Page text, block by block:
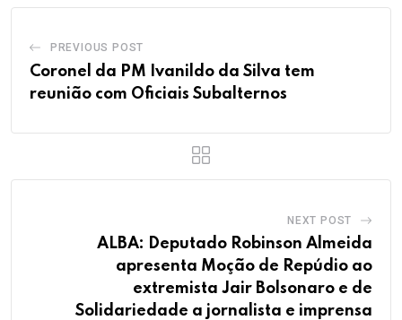
PREVIOUS POST
Coronel da PM Ivanildo da Silva tem
reunião com Oficiais Subalternos
NEXT POST
ALBA: Deputado Robinson Almeida
apresenta Moção de Repúdio ao
extremista Jair Bolsonaro e de
Solidariedade a jornalista e imprensa